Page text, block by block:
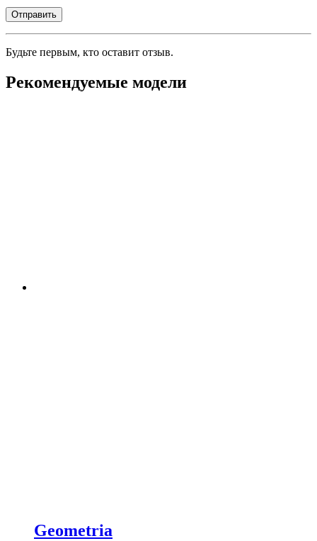
Будьте первым, кто оставит отзыв.
Рекомендуемые модели
Geometria